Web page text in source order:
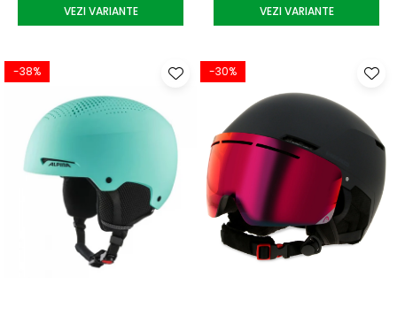
VEZI VARIANTE VEZI VARIANTE
-38% -30%